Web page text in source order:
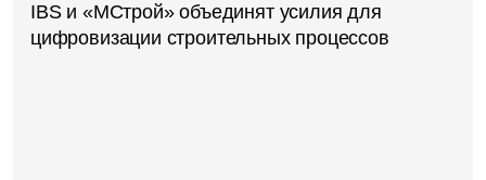
IBS и «МСтрой» объединят усилия для
цифровизации строительных процессов